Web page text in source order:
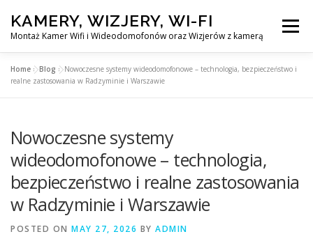
content
KAMERY, WIZJERY, WI-FI
Montaż Kamer Wifi i Wideodomofonów oraz Wizjerów z kamerą
Menu
GŁÓWNA MONTAŻ KAMER WIFI W WARSZAWA
MONTAŻ WIDEDOMOFONÓW
MONTAŻU WIZJERÓW Z KAMERĄ BLOG
KONTAKT
PL
Home »Blog »Nowoczesne systemy wideodomofonowe – technologia, bezpieczeństwo i
realne zastosowania w Radzyminie i Warszawie
Nowoczesne systemy
wideodomofonowe – technologia,
bezpieczeństwo i realne zastosowania
w Radzyminie i Warszawie
POSTED ON MAY 27, 2026 BY ADMIN